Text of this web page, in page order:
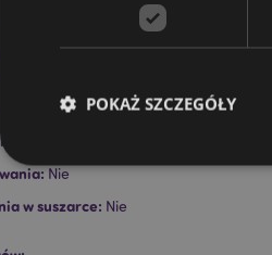
5% spandex z wypełnieniem z
Po rozpakowaniu zabawki
poduszkę podróżną w kształcie
prania:Można prać w pralce w 30°C
Nie
w suszarce: Nie
POKAŻ SZCZEGÓŁY